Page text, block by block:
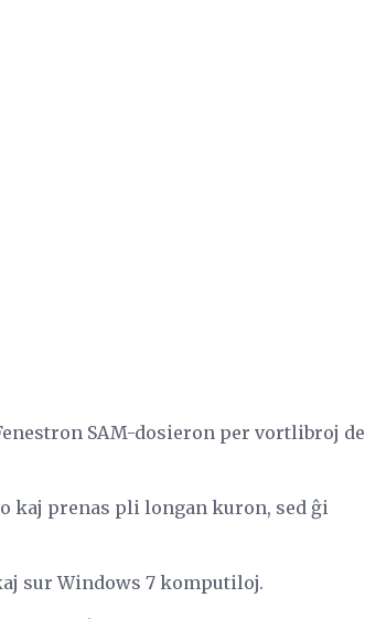
SAM-dosieron per vortlibroj de
kaj prenas pli longan kuron, sed ĝi
sur Windows 7 komputiloj.